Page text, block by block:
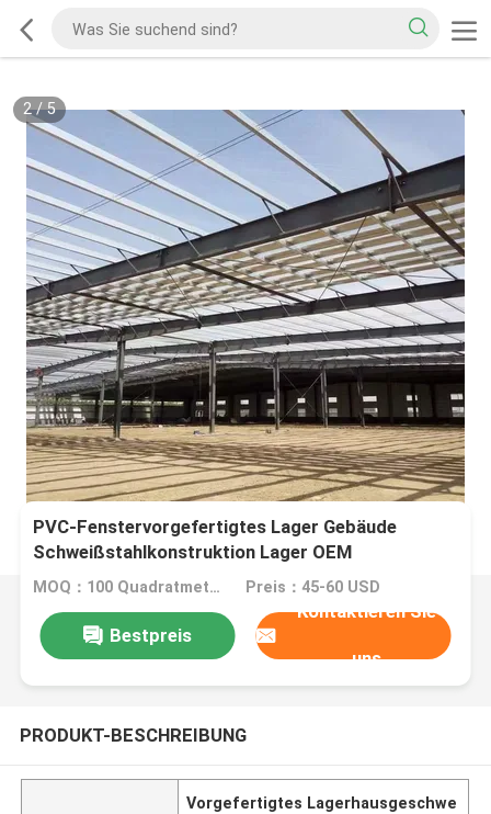
2/5
PVC-Fenstervorgefertigtes Lager Gebäude
Schweißstahlkonstruktion Lager OEM
MOQ：100 Quadratmeter Preis：45-60 USD
Bestpreis
Kontaktieren Sie
uns
PRODUKT-BESCHREIBUNG
Vorgefertigtes Lagerhausgeschwe